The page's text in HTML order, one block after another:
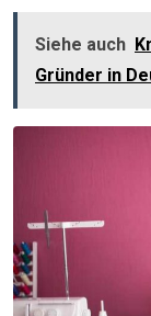
Siehe auch
Gründer in